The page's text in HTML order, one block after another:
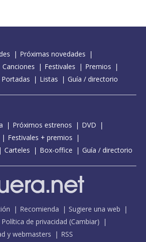
Próximas novedades
Canciones Festivales
Premios
Portadas Listas Guía / directorio
Próximos estrenos
DVD
Festivales + premios
Carteles Box-office Guía / directorio
Recomienda
Sugiere una web
Política de privacidad (Cambiar)
y webmasters RSS